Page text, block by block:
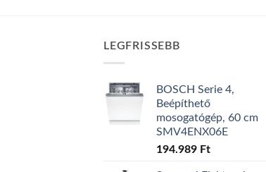
LEGFRISSEBB
BOSCH Serie 4,
Beépíthető
mosogatógép, 60 cm
SMV4ENX06E
194.989 Ft